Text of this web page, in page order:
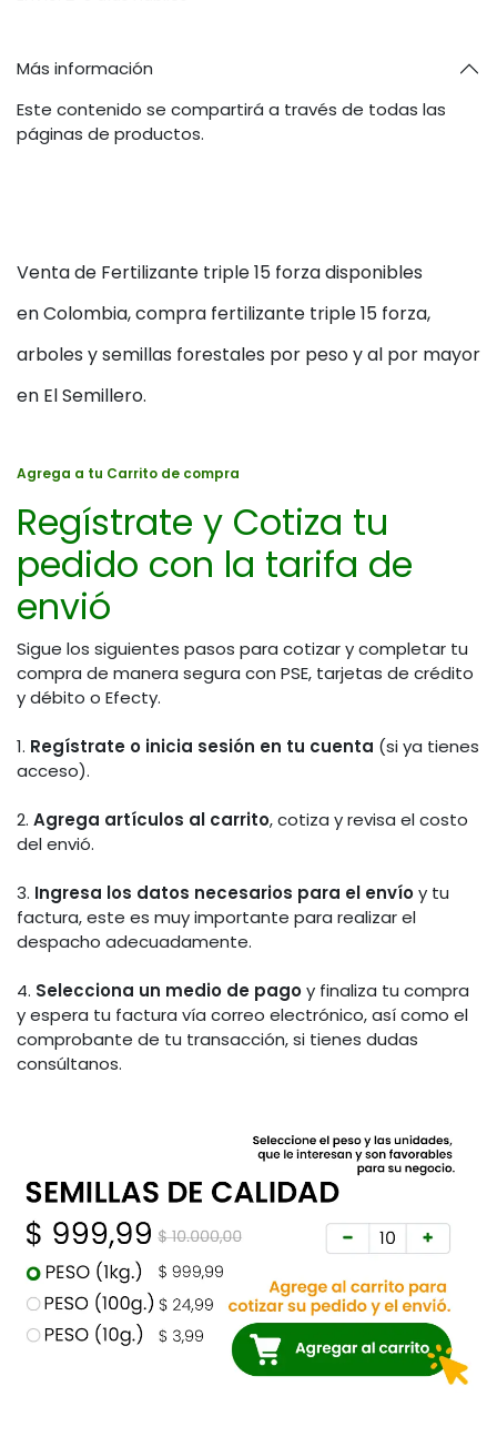
Más información
Este contenido se compartirá a través de todas las
páginas de productos.
Venta de Fertilizante triple 15 forza disponibles
en Colombia, compra fertilizante triple 15 forza,
arboles y semillas forestales por peso y al por mayor
en El Semillero.
Agrega a tu Carrito de compra
Regístrate y Cotiza tu
pedido con la tarifa de
envió
Sigue los siguientes pasos para cotizar y completar tu
compra de manera segura con PSE, tarjetas de crédito
y débito o Efecty.
1. Regístrate o inicia sesión en tu cuenta (si ya tienes
acceso).
2. Agrega artículos al carrito, cotiza y revisa el costo
del envió.
3. Ingresa los datos necesarios para el envíoy tu
factura, este es muy importante para realizar el
despacho adecuadamente.
4. Selecciona un medio de pagoy finaliza tu compra
y espera tu factura vía correo electrónico, así como el
comprobante de tu transacción, si tienes dudas
consúltanos.